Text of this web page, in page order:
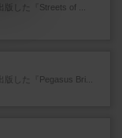
版した『Streets of ...
版した『Pegasus Bri...